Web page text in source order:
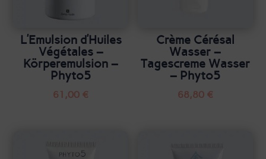
L’Emulsion d’Huiles
Végétales –
Körperemulsion –
Phyto5
61,00 €
Crème Cérésal
Wasser –
Tagescreme Wasser
– Phyto5
68,80 €